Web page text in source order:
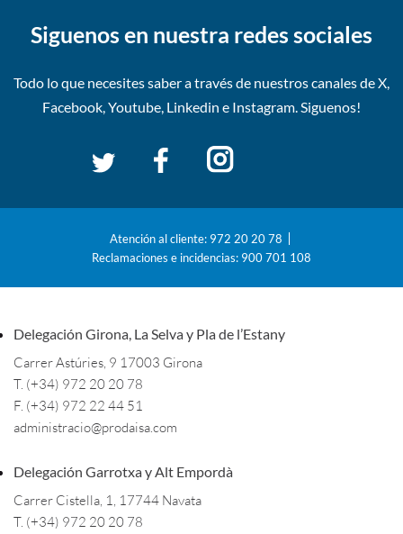
Siguenos en nuestra redes sociales
Todo lo que necesites saber a través de nuestros canales deX,
Facebook, Youtube, Linkedin e Instagram. Siguenos!
Atención al cliente: 972 20 20 78
Reclamaciones e incidencias: 900 701 108
Delegación Girona, La Selva y Pla de l’Estany
Carrer Astúries, 9 17003 Girona
T. (+34) 972 20 20 78
F. (+34) 972 22 44 51
administracio@prodaisa.com
Delegación Garrotxa y Alt Empordà
Carrer Cistella, 1, 17744 Navata
T. (+34) 972 20 20 78